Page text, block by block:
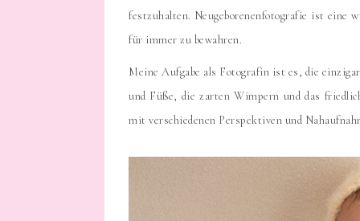
festzuhalten. Neugeborenenfotografie ist eine
für immer zu bewahren.
Meine Aufgabe als Fotografin ist es, die
und Füße, die zarten Wimpern und das
mit verschiedenen Perspektiven und